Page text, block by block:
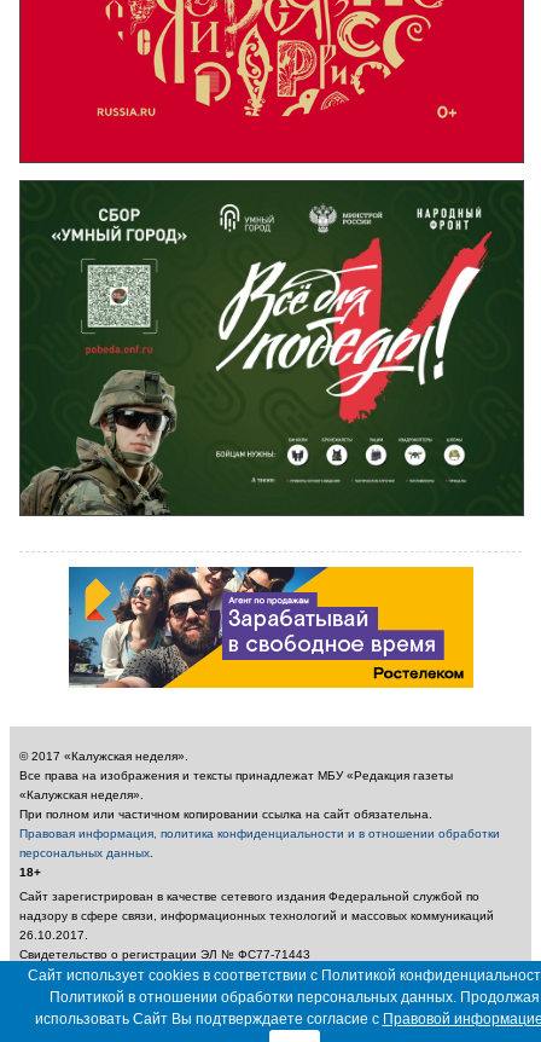
© 2017 «Калужская неделя».
Все права на изображения и тексты принадлежат МБУ «Редакция газеты
«Калужская неделя».
При полном или частичном копировании ссылка на сайт обязательна.
Правовая информация, политика конфиденциальности и в отношении обработки
персональных данных
18+
Сайт зарегистрирован в качестве сетевого издания Федеральной службой по
надзору в сфере связи, информационных технологий и массовых коммуникаций
26.10.2017.
Свидетельство о регистрации ЭЛ № ФС77-71443
Учредитель: Муниципальное бюджетное учреждение «Редакция газеты «Калужская
неделя»
Главный редактор: Амбарцумян А. Ю. / Электронный адрес редакции:
nedelya_kaluga@adm.kaluga.ru / Телефон редакции: 400-424
Сайт использует cookies в соответствии с Политикой
Политикой в отношении обработки персональных данных. Продолжая
использовать Сайт Вы подтверждаете согласие с Правовой